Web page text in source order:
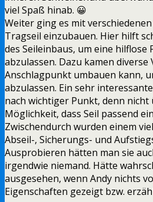
viel Spaß hinab. 😀
Weiter ging es mit
Tragseil einzubauen. Hier hilft
des Seileinbaus, um eine hilflose
abzulassen. Dazu kamen
Anschlagpunkt umbauen kann,
abzulassen. Ein sehr
nach wichtiger Punkt, denn nicht
Möglichkeit, dass Seil passend
Zwischendurch wurden einem
Abseil-, Sicherungs- und
Ausprobieren hätten man sie
irgendwie niemand. Hätte
ausgesehen, wenn Andy nichts
Eigenschaften gezeigt bzw.